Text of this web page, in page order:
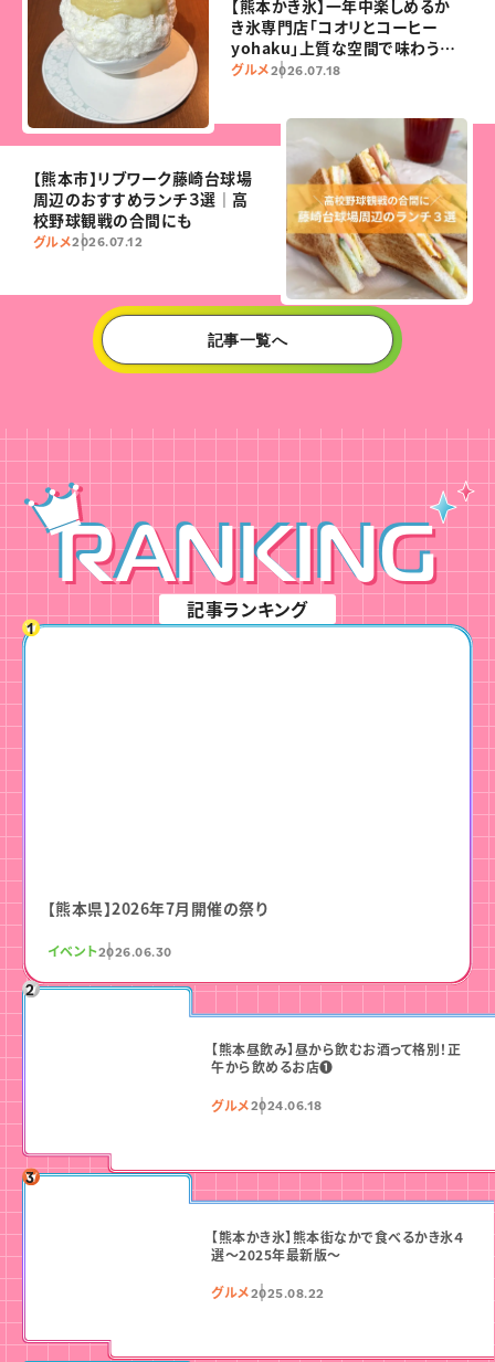
【熊本かき氷】一年中楽しめるか
き氷専門店「コオリとコーヒー
yohaku」上質な空間で味わうこ
だわりの一杯
グルメ2026.07.18
【熊本市】リブワーク藤崎台球場
周辺のおすすめランチ３選｜高
校野球観戦の合間にも
グルメ2026.07.12
記事一覧へ
RANKING
記事ランキング
【熊本県】2026年7月開催の祭り
イベント2026.06.30
【熊本昼飲み】昼から飲むお酒って格別！正
午から飲めるお店❶
グルメ2024.06.18
【熊本かき氷】熊本街なかで食べるかき氷４
選〜2025年最新版〜
グルメ2025.08.22